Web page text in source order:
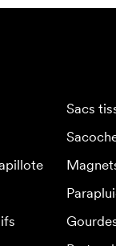
Sacs